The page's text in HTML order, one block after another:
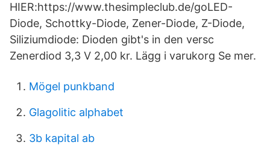
HIER:https://www.thesimpleclub.de/goLED-
Diode, Schottky-Diode, Zener-Diode, Z-Diode,
Siliziumdiode: Dioden gibt's in den versc
Zenerdiod 3,3 V 2,00 kr. Lägg i varukorg Se mer.
Mögel punkband
Glagolitic alphabet
3b kapital ab